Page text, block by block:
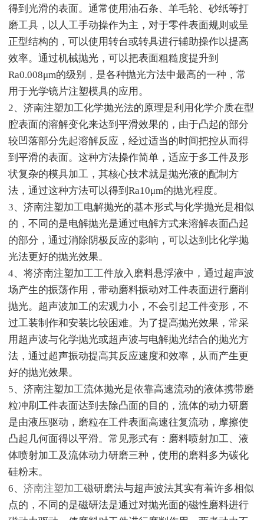
得到光滑的表面。通常使用油石条、羊毛轮、砂纸等打
磨工具，以人工手动操作为主，对于零件表面规则或呈
正型结构的，可以使用转台或转具进行辅助操作以提高
效率。通过机械抛光，可以把表面粗糙度提升到
Ra0.008μm的级别，是各种抛光方法中最高的一种，常
用于光学镜片注塑模具的应用。
2、济南注塑加工化学抛光法的原理是利用化学介质在型
腔表面的溶解变化来达到平滑效果的，由于凸起的部分
较凹落部分先起溶解反应，经过适当的时间把控从而得
到平滑的表面。这种方法操作简单，适应于多工件及形
状复杂的模具加工，其核心技术就是抛光液的配制方
法，通过这种方法可以得到Ra10μm的抛光程度。
3、济南注塑加工电解抛光的基本形式与化学抛光是相似
的，不同的是电解抛光是通过电解方式来溶解表面凸起
的部分，通过消除阴极反应的影响，可以达到比化学抛
光法更好的抛光效果。
4、将济南注塑加工工件放入磨料悬浮液中，通过超声波
场产生的振荡作用，带动磨料振动对工件表面进行磨削
抛光。超声波加工的宏观力小，不会引起工件变形，不
过工装制作和安装比较困难。为了提高抛光效果，常采
用超声波与化学抛光或超声波与电解抛光结合的抛光方
法，通过超声振动提高其反应速度和效率，从而产生更
好的抛光效果。
5、济南注塑加工流体抛光是依靠高速流动的液体携带磨
粒冲刷工件表面达到去除凸面的目的，流体的动力研磨
是由液压驱动，磨粒在工件表面高速往复流动，摩擦使
凸起几何面得以平滑。常见形式有：磨料喷射加工、液
体喷射加工及流体动力研磨三种，使用的磨料多为碳化
硅粉末。
6、 济南注塑加工磁研磨法与超声波法其实有着许多相似
点的，不同的是磁研法是通过对抛光面的磁性磨料进行